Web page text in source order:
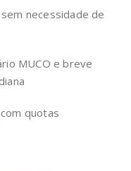
necessidade de
MUCO e breve
quotas